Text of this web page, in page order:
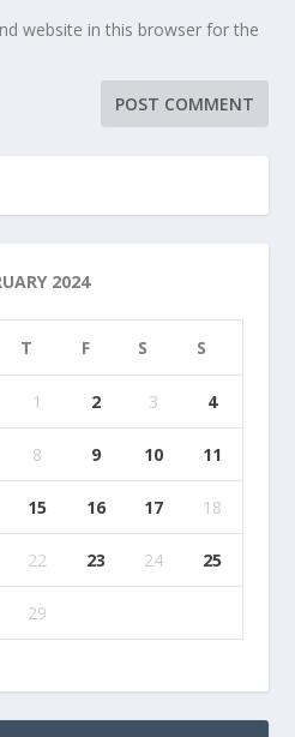
website in this browser for the
2024
T F S S
1 2 3 4
8 9 10 11
15 16 17 18
22 23 24 25
29